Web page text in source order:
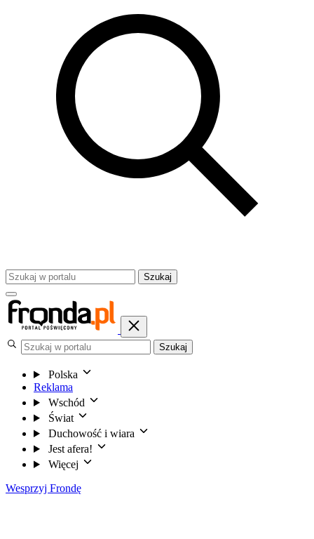
Szukaj
Szukaj
Polska
Reklama
Wschód
Świat
Duchowość i wiara
Jest afera!
Więcej
Wesprzyj Frondę